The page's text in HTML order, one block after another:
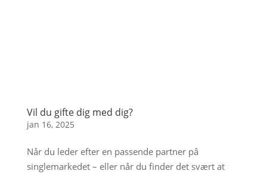
Vil du gifte dig med dig?
jan 16, 2025
Når du leder efter en passende partner på
singlemarkedet – eller når du finder det svært at